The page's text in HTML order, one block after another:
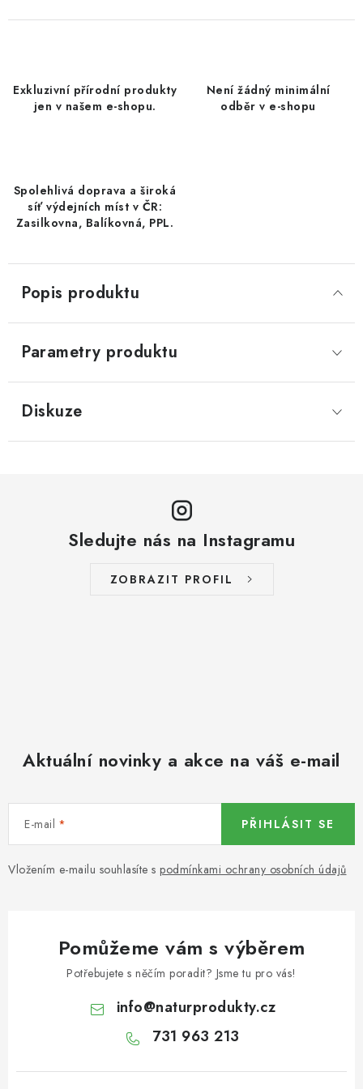
LYOFILIZOVANÉ OVOCE
KOŘENÍ / TEKUTÁ OCHUCOVADLA/OMÁČKY
SUŠENÉ OVOCE / MERUŇKY SÍŘENÉ / MERUŇKY
LYOFILIZOVANÉ OVOCE / MANGO
LYOFILIZOVANÉ OVOCE / JAHODY
OŘECHY PRAŽENÉ, SOLENÉ A DOCHUCENÉ /
PISTÁCIE PRAŽENÉ SOLENÉ
DÁRKOVÉ POUKAZY
OŘECHY NATURAL / MANDLE
OŘECHY NATURAL / KEŠU OŘECHY / KEŠU OŘECHY
CELÉ NATURAL
OŘECHY NATURAL / PODZEMNICE (ARAŠÍDY) /
PODZEMNICE OLEJNÁ BLANŠÍROVANÁ
Exkluzivní přírodní produkty
jen v našem e-shopu.
Není žádný minimální
odběr v e-shopu
Spolehlivá doprava a široká
síť výdejních míst v ČR:
Zasilkovna, Balíkovná, PPL.
Popis produktu
Parametry produktu
Diskuze
Sledujte nás na Instagramu
ZOBRAZIT PROFIL
Aktuální novinky a akce na váš e-mail
E-mail
Vložením e-mailu souhlasíte s podmínkami ochrany osobních údajů
PŘIHLÁSIT SE
Pomůžeme vám s výběrem
Potřebujete s něčím poradit? Jsme tu pro vás!
info@naturprodukty.cz
731 963 213